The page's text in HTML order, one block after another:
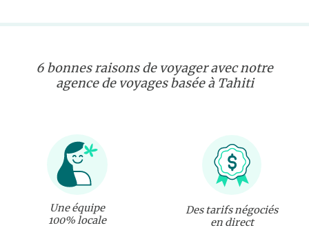
6 bonnes raisons de voyager avec notre
agence de voyages basée à Tahiti
Une équipe
100% locale
Des tarifs négociés
en direct